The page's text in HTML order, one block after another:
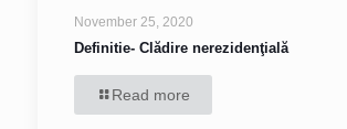
November 25, 2020
Definitie- Clădire nerezidenţială
Read more